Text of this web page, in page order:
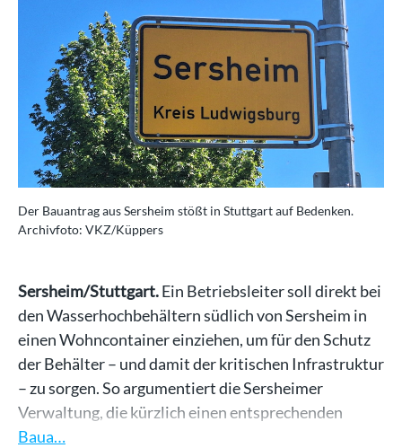
Der Bauantrag aus Sersheim stößt in Stuttgart auf Bedenken.
Archivfoto: VKZ/Küppers
Sersheim/Stuttgart.Ein Betriebsleiter soll direkt bei
den Wasserhochbehältern südlich von Sersheim in
einen Wohncontainer einziehen, um für den Schutz
der Behälter – und damit der kritischen Infrastruktur
– zu sorgen. So argumentiert die Sersheimer
Verwaltung, die kürzlich einen entsprechenden
Baua…